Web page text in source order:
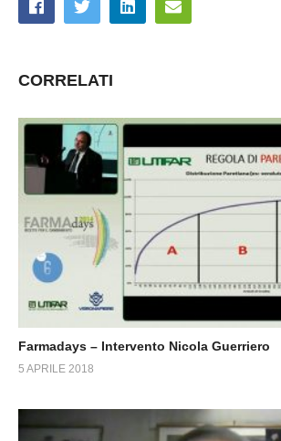
CORRELATI
Farmadays – Intervento Nicola Guerriero
5 APRILE 2018